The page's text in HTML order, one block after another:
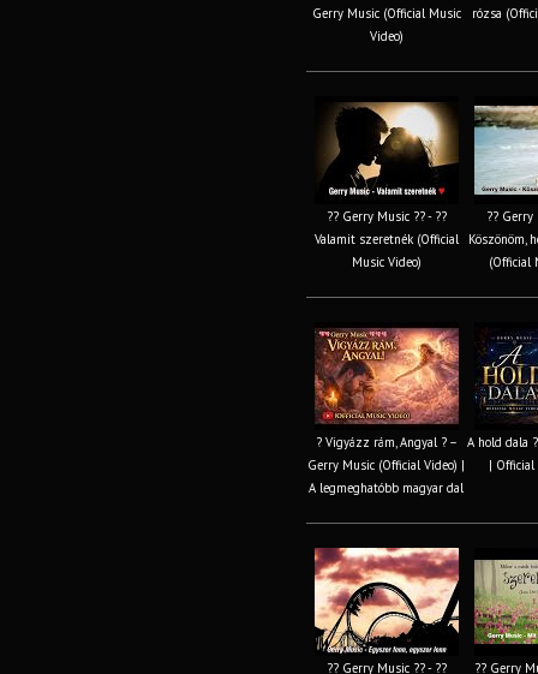
Gerry Music (Official Music
Video)
rózsa
?? Gerry Music ?? - ??
Valamit szeretnék (Official
Music Video)
?? Gerry
Köszönöm,
(Official
? Vigyázz rám, Angyal ? –
Gerry Music (Official Video) |
A legmeghatóbb magyar dal
A hold dala
| Official
?? Gerry Music ?? - ??
?? Gerry